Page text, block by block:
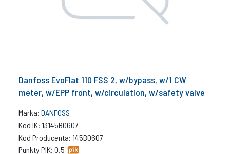
Danfoss EvoFlat 110 FSS 2, w/bypass, w/1 CW
meter, w/EPP front, w/circulation, w/safety valve
Marka: DANFOSS
Kod IK: 13145B0607
Kod Producenta: 145B0607
Punkty PIK: 0.5